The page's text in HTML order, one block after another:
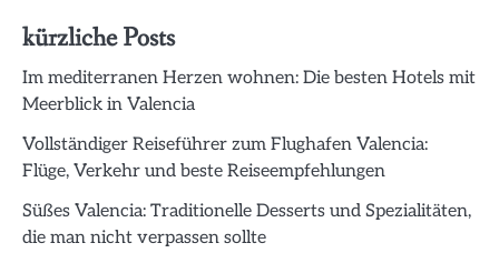
kürzliche Posts
Im mediterranen Herzen wohnen: Die besten Hotels mit
Meerblick in Valencia
Vollständiger Reiseführer zum Flughafen Valencia:
Flüge, Verkehr und beste Reiseempfehlungen
Süßes Valencia: Traditionelle Desserts und Spezialitäten,
die man nicht verpassen sollte